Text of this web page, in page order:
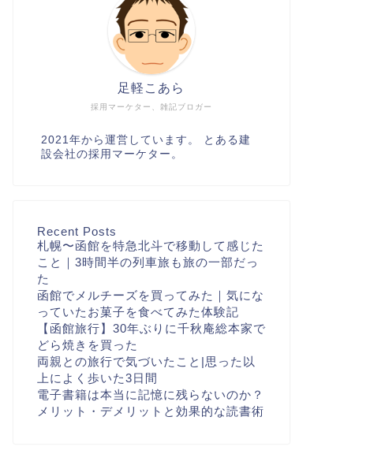
採用マーケター、雑記ブロガー
足軽こあら
2021年から運営しています。 とある建
設会社の採用マーケター。
Recent Posts
札幌〜函館を特急北斗で移動して感じた
こと｜3時間半の列車旅も旅の一部だっ
た
函館でメルチーズを買ってみた｜気にな
っていたお菓子を食べてみた体験記
【函館旅行】30年ぶりに千秋庵総本家で
どら焼きを買った
両親との旅行で気づいたこと|思った以
上によく歩いた3日間
電子書籍は本当に記憶に残らないのか？
メリット・デメリットと効果的な読書術